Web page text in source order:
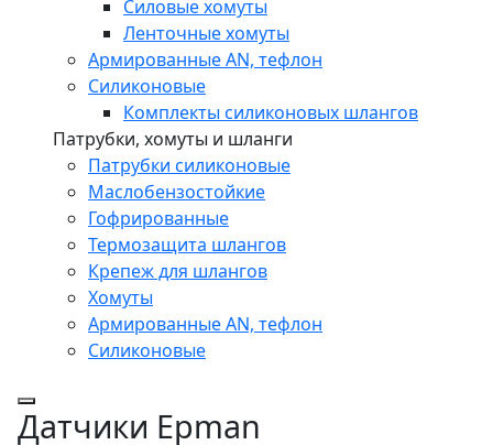
Силовые хомуты
Ленточные хомуты
Армированные AN, тефлон
Силиконовые
Комплекты силиконовых шлангов
Патрубки, хомуты и шланги
Патрубки силиконовые
Маслобензостойкие
Гофрированные
Термозащита шлангов
Крепеж для шлангов
Хомуты
Армированные AN, тефлон
Силиконовые
Датчики Epman